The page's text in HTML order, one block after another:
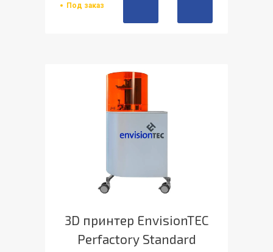
Под заказ
3D принтер EnvisionTEC
Perfactory Standard